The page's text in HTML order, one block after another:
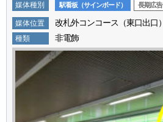
媒体種別 駅看板（サインボード） 長期広告
媒体位置 改札外コンコース（東口出口）
種類 非電飾